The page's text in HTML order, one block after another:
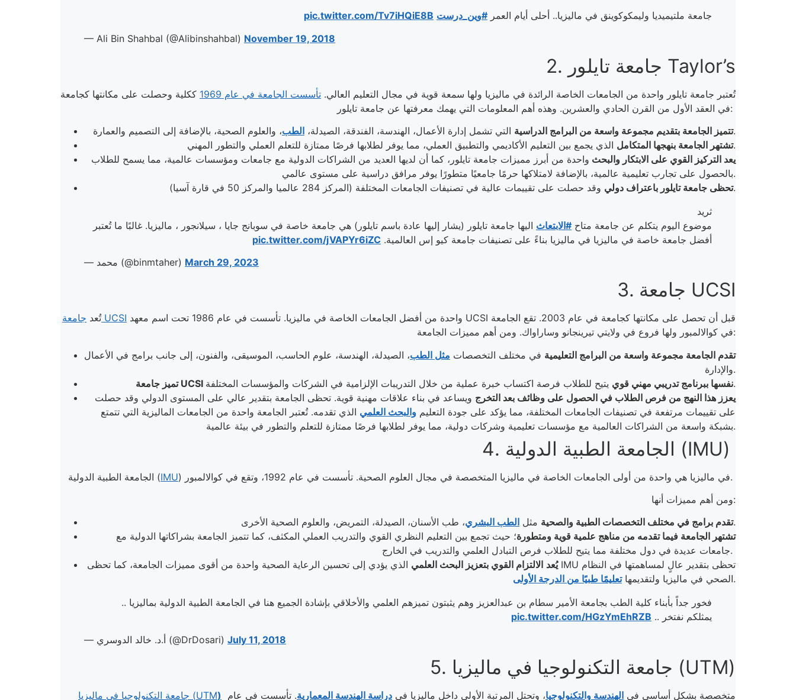
جامعة ملتيميديا وليمكوكوينق في ماليزيا.. أحلى أيام العمر#وين_درست pic.twitter.com/Tv7iHQiE8B
— Ali Bin Shahbal (@Alibinshahbal) November 19, 2018
2. جامعة تايلور Taylor’s
تُعتبر جامعة تايلور واحدة من الجامعات الخاصة الرائدة في ماليزيا ولها سمعة قوية في مجال التعليم العالي. تأسست الجامعة في عام 1969
ككلية وحصلت على مكانتها كجامعة
في العقد الأول من القرن الحادي والعشرين. وهذه أهم المعلومات التي يهمك معرفتها عن جامعة تايلور:
تتميز الجامعة بتقديم مجموعة واسعة من البرامج الدراسية التي تشمل إدارة الأعمال، الهندسة، الفندقة، الصيدلة، الطب
، والعلوم الصحية، بالإضافة إلى التصميم والعمارة.
تشتهر الجامعة بنهجها المتكاملالذي يجمع بين التعليم الأكاديمي والتطبيق العملي، مما يوفر لطلابها فرصًا ممتازة للتعلم العملي والتطور المهني.
يعد التركيز القوي على الابتكار والبحث واحدة من أبرز مميزات جامعة تايلور، كما أن لديها العديد من الشراكات الدولية مع جامعات ومؤسسات عالمية، مما يسمح للطلاب
بالحصول على تجارب تعليمية عالمية، بالإضافة لامتلاكها حرمًا جامعيًا متطورًا يوفر مرافق دراسية على مستوى عالمي.
تحظى جامعة تايلور باعتراف دوليوقد حصلت على تقييمات عالية في تصنيفات الجامعات المختلفة (المركز 284 عالميا والمركز 50 في قارة آسيا).
ثريد
موضوع اليوم يتكلم عن جامعة متاح#الابتعاث اليها جامعة تايلور (يشار إليها عادة باسم تايلور) هي جامعة خاصة في سوبانج جايا ، سيلانجور ، ماليزيا. غالبًا ما تُعتبر
أفضل جامعة خاصة في ماليزيا في ماليزيا بناءً على تصنيفات جامعة كيو إس العالمية. pic.twitter.com/jVAPYr6iZC
— محمد (@binmtaher) March 29, 2023
3. جامعة UCSI
تُعدجامعة UCSI
في كوالالمبور ولها فروع في ولايتي تيرينجانو وساراواك. ومن أهم مميزات الجامعة:
تقدم الجامعة مجموعة واسعة من البرامج التعليمية في مختلف التخصصات مثل الطب، الصيدلة، الهندسة، علوم الحاسب، الموسيقى، والفنون، إلى جانب برامج في الأعمال
والإدارة.
تميز جامعة UCSI نفسها ببرنامج تدريبي مهني قوييتيح للطلاب فرصة اكتساب خبرة عملية من خلال التدريبات الإلزامية في الشركات والمؤسسات المختلفة.
يعزز هذا النهج من فرص الطلاب في الحصول على وظائف بعد التخرج ويساعد في بناء علاقات مهنية قوية. تحظى الجامعة بتقدير عالي على المستوى الدولي وقد حصلت
على تقييمات مرتفعة في تصنيفات الجامعات المختلفة، مما يؤكد على جودة التعليم والبحث العلمي الذي تقدمه. تُعتبر الجامعة واحدة من الجامعات الماليزية التي تتمتع
بشبكة واسعة من الشراكات العالمية مع مؤسسات تعليمية وشركات دولية، مما يوفر لطلابها فرصًا ممتازة للتعلم والتطور في بيئة عالمية.
4. الجامعة الطبية الدولية (IMU)
الجامعة الطبية الدولية (IMU
) في ماليزيا هي واحدة من أولى الجامعات الخاصة في ماليزيا المتخصصة في مجال العلوم الصحية. تأسست في عام 1992، وتقع في كوالالمبور.
ومن أهم مميزات أنها:
تقدم برامج في مختلف التخصصات الطبية والصحية مثل الطب البشري
، طب الأسنان، الصيدلة، التمريض، والعلوم الصحية الأخرى.
تشتهر الجامعة فيما تقدمه من مناهج علمية قوية ومتطورة؛ حيث تجمع بين التعليم النظري القوي والتدريب العملي المكثف، كما تتميز الجامعة بشراكاتها الدولية مع
جامعات عديدة في دول مختلفة مما يتيح للطلاب فرص التبادل العلمي والتدريب في الخارج.
يُعد الالتزام القوي بتعزيز البحث العلمي الذي يؤدي إلى تحسين الرعاية الصحية واحدة من أقوى مميزات الجامعة، كما تحظى IMU تحظى بتقدير عالٍ لمساهمتها في النظام
الصحي في ماليزيا ولتقديمهاتعليمًا طبيًا من الدرجة الأولى
.
فخور جداً بأبناء كلية الطب بجامعة الأمير سطام بن عبدالعزيز وهم يثبتون تميزهم العلمي والأخلاقي بإشادة الجميع هنا في الجامعة الطبية الدولية بماليزيا ..
يمثلكم نفتخر .. pic.twitter.com/HGzYmEhRZB
— أ.د. خالد الدوسري (@DrDosari) July 11, 2018
5. جامعة التكنولوجيا في ماليزيا (UTM)
جامعة التكنولوجيا في ماليزيا (UTM) متخصصة بشكل أساسي في الهندسة والتكنولوجيا، وتحتل المرتبة الأولى داخل ماليزيا في دراسة الهندسة المعمارية. تأسست في عام